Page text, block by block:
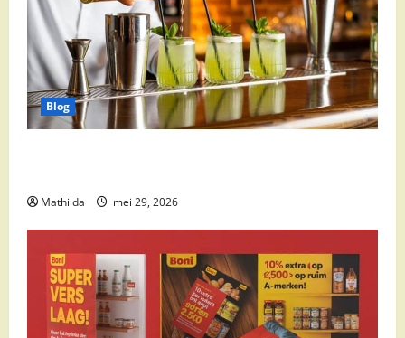
Blog
Mathilda mei 29, 2026